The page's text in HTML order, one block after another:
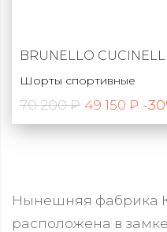
BRUNELLO CUCINELLI
Шорты спортивные
70 200 ₽ 49 150 ₽ -
Нынешняя фабрика
расположена в